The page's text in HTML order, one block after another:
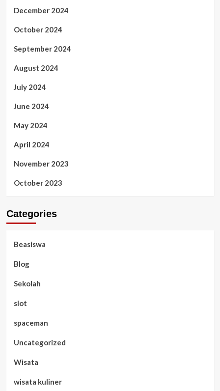
December 2024
October 2024
September 2024
August 2024
July 2024
June 2024
May 2024
April 2024
November 2023
October 2023
Categories
Beasiswa
Blog
Sekolah
slot
spaceman
Uncategorized
Wisata
wisata kuliner